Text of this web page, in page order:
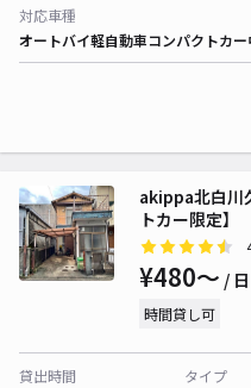
対応車種
オートバイ軽自動車コンパクトカー
akippa北白川
トカー限定】
¥480〜 / 日
時間貸し可
貸出時間
タイプ